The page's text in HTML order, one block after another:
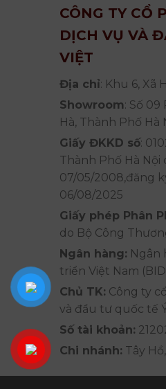
CÔNG TY CỔ
DỊCH VỤ VÀ
VIỆT
Địa chỉ: Khu 6, Xã
Showroom: Số 09
Hà, Thành Phố Hà
Giấy ĐKKD số:
Thành Phố Hà Nội
07/05/2008,đăng
06/08/2025
Giấy phép Phân
do Bộ Công
Ngân hàng: Ngân
triển Việt Nam
Chủ TK: Công ty
và đầu tư quốc tế
Số tài khoản:
Chi nhánh: Tây